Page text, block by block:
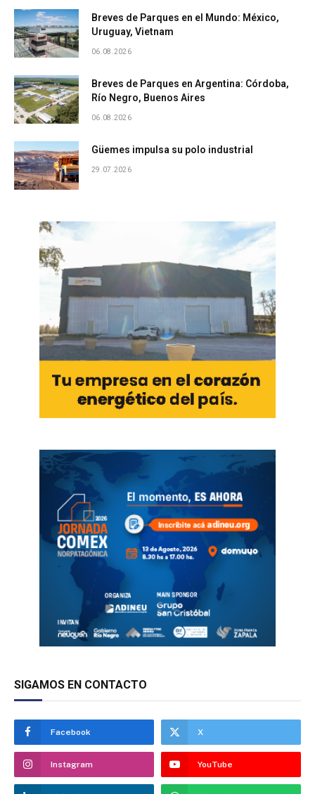
Breves de Parques en el Mundo: México,
Uruguay, Vietnam
06.08.2026
Breves de Parques en Argentina: Córdoba,
Río Negro, Buenos Aires
06.08.2026
Güemes impulsa su polo industrial
29.07.2026
SIGAMOS EN CONTACTO
Facebook X
Instagram YouTube